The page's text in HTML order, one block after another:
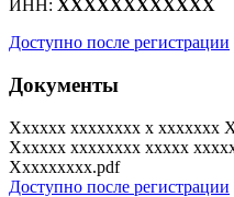
ИНН: XXXXXXXXXXXX
Доступно после регистрации
Документы
Xxxxxx xxxxxxxx x xxxxxxx
Xxxxxx xxxxxxxx xxxxx
Xxxxxxxxx.pdf
Доступно после регистрации